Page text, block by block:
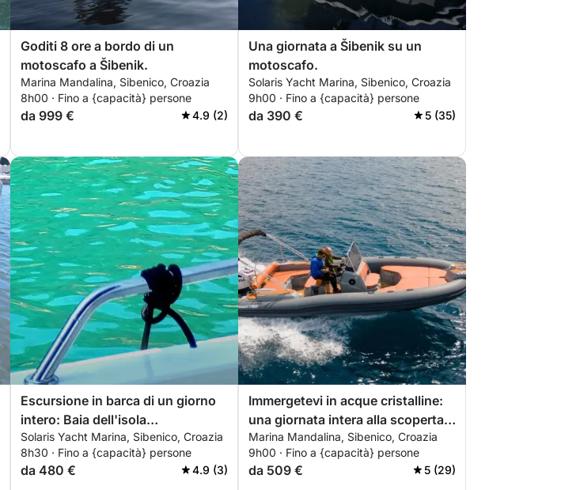
Goditi 8 ore a bordo di un
motoscafo a Šibenik.
Marina Mandalina, Sibenico, Croazia
8h00 · Fino a {capacità} persone
da 999 € 4.9 (2)
Una giornata a Šibenik su un
motoscafo.
Solaris Yacht Marina, Sibenico, Croazia
9h00 · Fino a {capacità} persone
da 390 € 5 (35)
Escursione in barca di un giorno
intero: Baia dell'isola
dell'arcipelago di Sebenico
"Nuota, fai snorkeling, fai SUP"
con pranzo o cena in una taverna
Solaris Yacht Marina, Sibenico, Croazia
8h30 · Fino a {capacità} persone
da 480 € 4.9 (3)
Immergetevi in acque cristalline:
una giornata intera alla scoperta
di Sebenico.
Marina Mandalina, Sibenico, Croazia
9h00 · Fino a {capacità} persone
da 509 € 5 (29)